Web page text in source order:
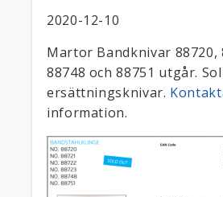
2020-12-10
Martor Bandknivar 88720,
88748 och 88751 utgår.
ersättningsknivar.
information.